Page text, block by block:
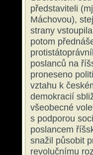
představiteli
Máchovou),
strany
potom
poslanců na
proneseno
vztahu k
demokracií
všeobecné
s podporou
poslancem
snažil působit
revolučnímu